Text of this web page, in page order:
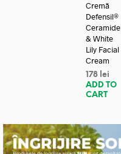
Cremă
Defensil®
Ceramide
& White
Lily Facial
Cream
178 lei
ADD TO
CART